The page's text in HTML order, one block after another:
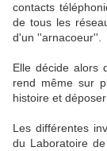
contacts
de tous les
d'un ''arnacoeur''.
Elle décide alors
rend même sur
histoire et
Les différentes
du Laboratoire